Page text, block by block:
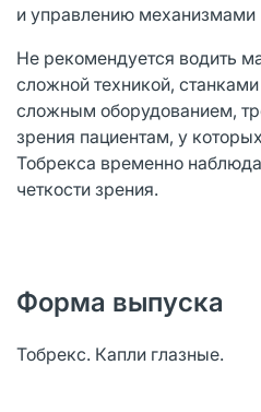
и управлению механизмами
Не рекомендуется водить
сложной техникой,
сложным оборудованием,
зрения пациентам, у
Тобрекса временно
четкости зрения.
Форма выпуска
Тобрекс. Капли глазные.